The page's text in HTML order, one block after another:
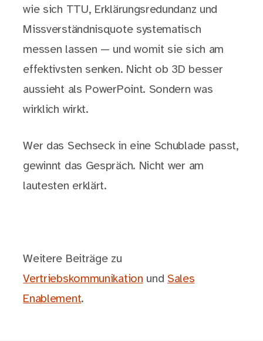
wie sich TTU, Erklärungsredundanz und
Missverständnisquote systematisch
messen lassen — und womit sie sich am
effektivsten senken. Nicht ob 3D besser
aussieht als PowerPoint. Sondern was
wirklich wirkt.
Wer das Sechseck in eine Schublade passt,
gewinnt das Gespräch. Nicht wer am
lautesten erklärt.
Weitere Beiträge zu
Vertriebskommunikation und Sales
Enablement.